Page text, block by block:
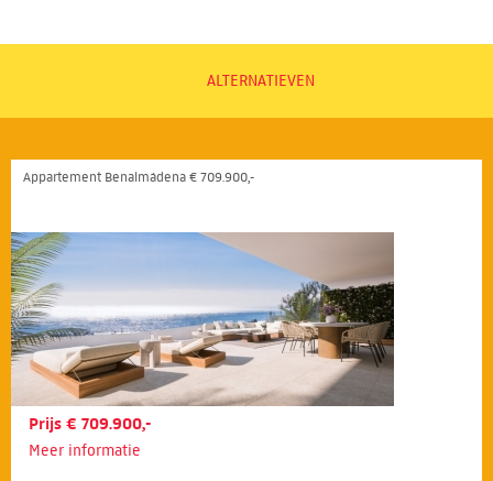
ALTERNATIEVEN
Appartement Benalmádena € 709.900,-
Prijs € 709.900,-
Meer informatie